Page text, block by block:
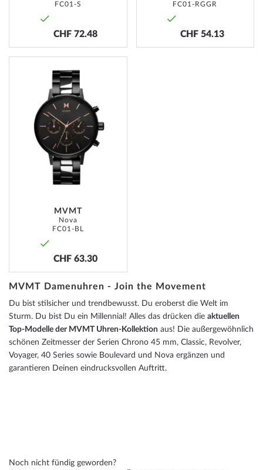
FC01-S
CHF 72.48
FC01-RGGR
CHF 54.13
MVMT
Nova
FC01-BL
CHF 63.30
LIST
MVMT Damenuhren - Join the Movement
Du bist stilsicher und trendbewusst. Du eroberst die Welt im
Sturm. Du bist Du ein Millennial! Alles das drücken die aktuellen
Top-Modelle der MVMT Uhren-Kollektion aus! Die außergewöhnlich
schönen Zeitmesser der Serien Chrono 45 mm, Classic, Revolver,
Voyager, 40 Series sowie Boulevard und Nova ergänzen und
garantieren Deinen eindrucksvollen Auftritt.
Noch nicht fündig geworden?